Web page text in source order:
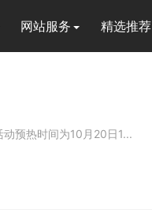
网站服务 精选推荐
预热时间为10月20日1...